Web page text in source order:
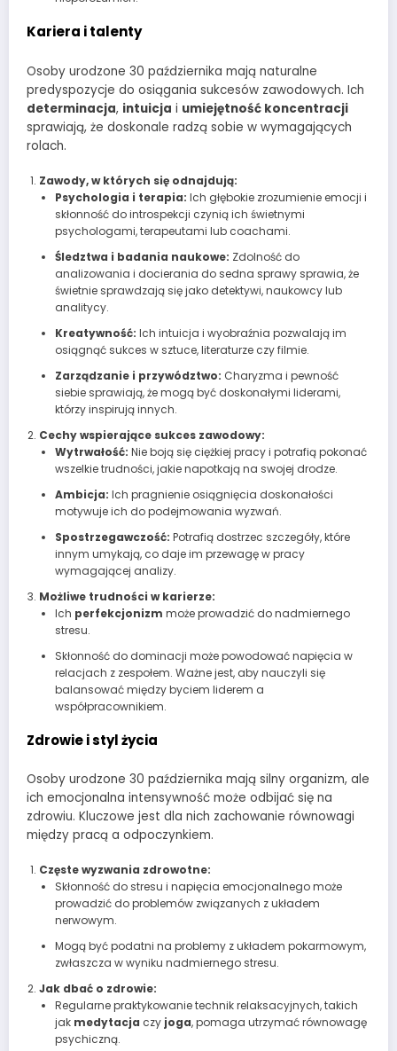
Kariera i talenty
Osoby urodzone 30 października mają naturalne
predyspozycje do osiągania sukcesów zawodowych. Ich
determinacja, intuicja i umiejętność koncentracji
sprawiają, że doskonale radzą sobie w wymagających
rolach.
Zawody, w których się odnajdują:
Psychologia i terapia: Ich głębokie zrozumienie emocji i
skłonność do introspekcji czynią ich świetnymi
psychologami, terapeutami lub coachami.
Śledztwa i badania naukowe: Zdolność do
analizowania i docierania do sedna sprawy sprawia, że
świetnie sprawdzają się jako detektywi, naukowcy lub
analitycy.
Kreatywność: Ich intuicja i wyobraźnia pozwalają im
osiągnąć sukces w sztuce, literaturze czy filmie.
Zarządzanie i przywództwo: Charyzma i pewność
siebie sprawiają, że mogą być doskonałymi liderami,
którzy inspirują innych.
Cechy wspierające sukces zawodowy:
Wytrwałość: Nie boją się ciężkiej pracy i potrafią pokonać
wszelkie trudności, jakie napotkają na swojej drodze.
Ambicja: Ich pragnienie osiągnięcia doskonałości
motywuje ich do podejmowania wyzwań.
Spostrzegawczość: Potrafią dostrzec szczegóły, które
innym umykają, co daje im przewagę w pracy
wymagającej analizy.
Możliwe trudności w karierze:
Ich perfekcjonizm może prowadzić do nadmiernego
stresu.
Skłonność do dominacji może powodować napięcia w
relacjach z zespołem. Ważne jest, aby nauczyli się
balansować między byciem liderem a
współpracownikiem.
Zdrowie i styl życia
Osoby urodzone 30 października mają silny organizm, ale
ich emocjonalna intensywność może odbijać się na
zdrowiu. Kluczowe jest dla nich zachowanie równowagi
między pracą a odpoczynkiem.
Częste wyzwania zdrowotne:
Skłonność do stresu i napięcia emocjonalnego może
prowadzić do problemów związanych z układem
nerwowym.
Mogą być podatni na problemy z układem pokarmowym,
zwłaszcza w wyniku nadmiernego stresu.
Jak dbać o zdrowie:
Regularne praktykowanie technik relaksacyjnych, takich
jak medytacja czy joga, pomaga utrzymać równowagę
psychiczną.